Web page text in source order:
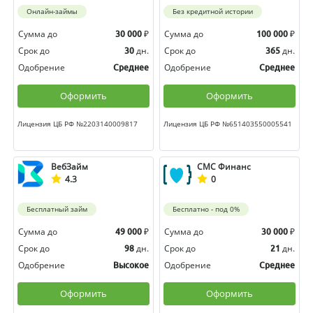
Онлайн-займы
Сумма до 30 000 ₽
Срок до
30 дн.
Одобрение
Среднее
Оформить
Лицензия ЦБ РФ №2203140009817
Без кредитной истории
Сумма до 100 000 ₽
Срок до
365 дн.
Одобрение
Среднее
Оформить
Лицензия ЦБ РФ №651403550005541
ВебЗайм
4.3
Бесплатный займ
Сумма до 49 000 ₽
Срок до
98 дн.
Одобрение
Высокое
Оформить
СМС Финанс
0
Бесплатно - под 0%
Сумма до 30 000 ₽
Срок до
21 дн.
Одобрение
Среднее
Оформить